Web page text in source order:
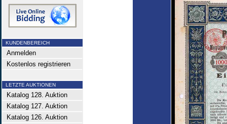
KUNDENBEREICH
Anmelden
Kostenlos registrieren
LETZTE AUKTIONEN
Katalog 128. Auktion
Katalog 127. Auktion
Katalog 126. Auktion